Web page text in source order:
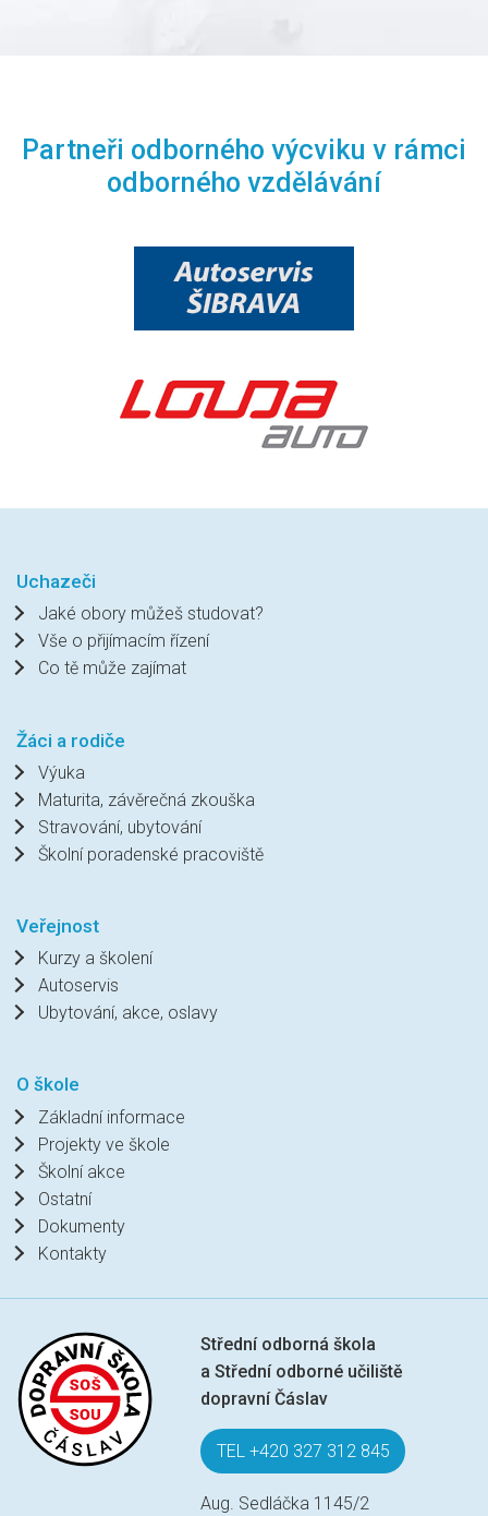
Partneři odborného výcviku v rámci
odborného vzdělávání
Uchazeči
Jaké obory můžeš studovat?
Vše o přijímacím řízení
Co tě může zajímat
Žáci a rodiče
Výuka
Maturita, závěrečná zkouška
Stravování, ubytování
Školní poradenské pracoviště
Veřejnost
Kurzy a školení
Autoservis
Ubytování, akce, oslavy
O škole
Základní informace
Projekty ve škole
Školní akce
Ostatní
Dokumenty
Kontakty
Střední odborná škola
a Střední odborné učiliště
dopravní Čáslav
TEL +420 327 312 845
Aug. Sedláčka 1145/2